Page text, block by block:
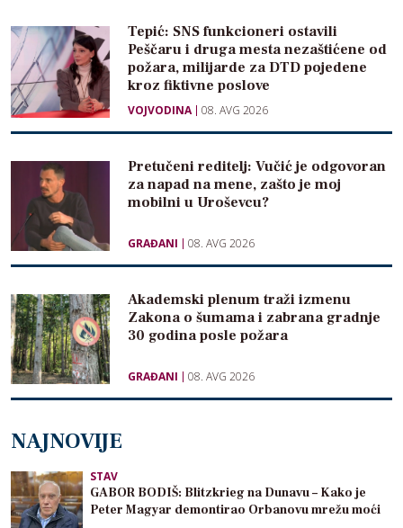
Tepić: SNS funkcioneri ostavili
Peščaru i druga mesta nezaštićene od
požara, milijarde za DTD pojedene
kroz fiktivne poslove
VOJVODINA 08. AVG 2026
Pretučeni reditelj: Vučić je odgovoran
za napad na mene, zašto je moj
mobilni u Uroševcu?
GRAĐANI 08. AVG 2026
Akademski plenum traži izmenu
Zakona o šumama i zabrana gradnje
30 godina posle požara
GRAĐANI 08. AVG 2026
NAJNOVIJE
STAV
GABOR BODIŠ: Blitzkrieg na Dunavu – Kako je
Peter Magyar demontirao Orbanovu mrežu moći